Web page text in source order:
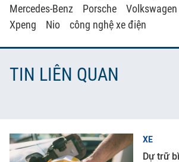
Mercedes-Benz
Porsche Volkswagen
Xpeng
Nio công nghệ xe điện
TIN LIÊN QUAN
XE
Dự trữ